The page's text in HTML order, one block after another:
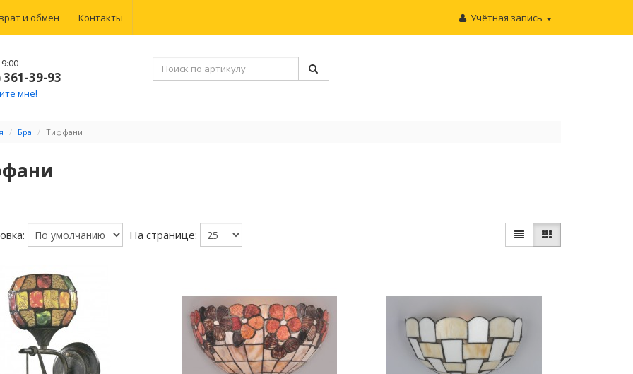
и обмен Контакты Учётная запись
361-39-93
мне!
Бра Тиффани
На странице: